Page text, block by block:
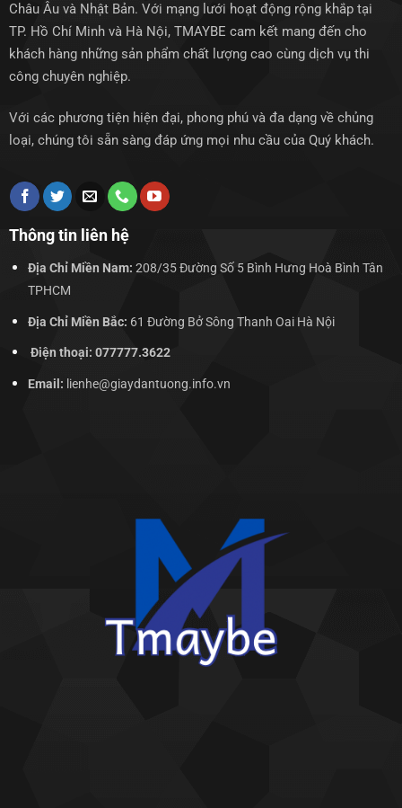
Châu Âu và Nhật Bản. Với mạng lưới hoạt động rộng khắp tại
TP. Hồ Chí Minh và Hà Nội, TMAYBE cam kết mang đến cho
khách hàng những sản phẩm chất lượng cao cùng dịch vụ thi
công chuyên nghiệp.
Với các phương tiện hiện đại, phong phú và đa dạng về chủng
loại, chúng tôi sẵn sàng đáp ứng mọi nhu cầu của Quý khách.
Thông tin liên hệ
Địa Chỉ Miền Nam: 208/35 Đường Số 5 Bình Hưng Hoà Bình Tân
TPHCM
Địa Chỉ Miền Bắc: 61 Đường Bở Sông Thanh Oai Hà Nội
Điện thoại: 077777.3622
Email: lienhe@giaydantuong.info.vn